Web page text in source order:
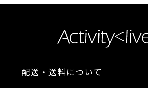
配送・送料について